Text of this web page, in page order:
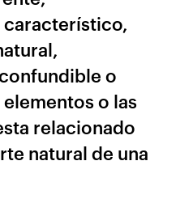
o
o las
relacionado
natural de una